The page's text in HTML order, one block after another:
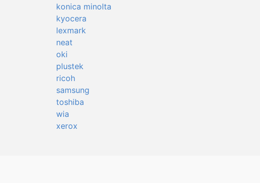
konica minolta
kyocera
lexmark
neat
oki
plustek
ricoh
samsung
toshiba
wia
xerox